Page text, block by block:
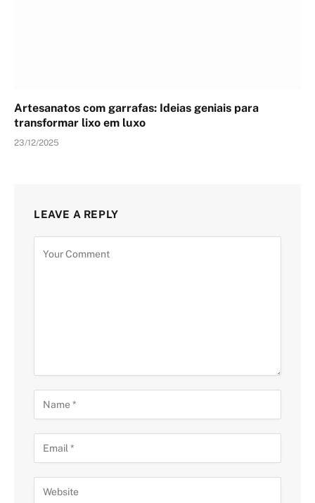
Artesanatos com garrafas: Ideias geniais para
transformar lixo em luxo
23/12/2025
LEAVE A REPLY